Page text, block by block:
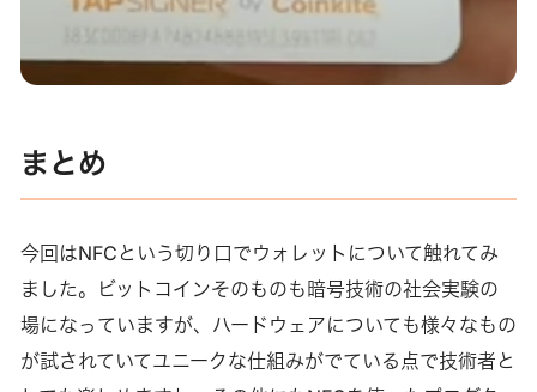
まとめ
今回はNFCという切り口でウォレットについて触れてみ
ました。ビットコインそのものも暗号技術の社会実験の
場になっていますが、ハードウェアについても様々なもの
が試されていてユニークな仕組みがでている点で技術者と